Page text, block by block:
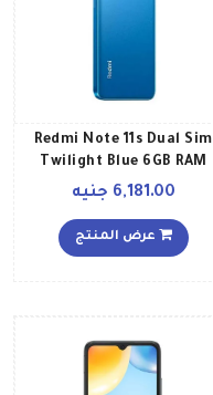
Redmi Note 11s Dual Sim
Twilight Blue 6GB RAM
128GB 4G LTE
6,181.00 جنيه
عرض المنتج